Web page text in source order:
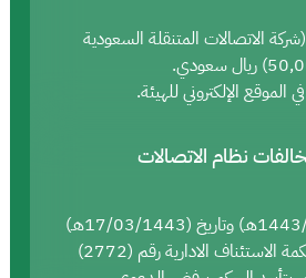
الاتصالات المتنقلة السعودية
الموقع الإلكتروني للهيئة.
نظام الاتصالات
رقم (42749198/ق/1443هـ) وتاريخ (17/03/1443هـ)
الصادر بشأنه حكم محكمة الاستئناف الادارية رقم (2772)